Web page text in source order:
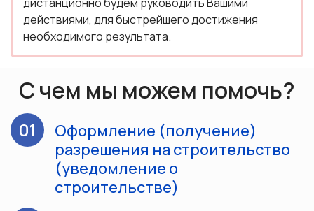
действиями, для быстрейшего достижения
необходимого результата.
С чем мы можем помочь?
01
Оформление (получение)
разрешения на строительство
(уведомление о
строительстве)